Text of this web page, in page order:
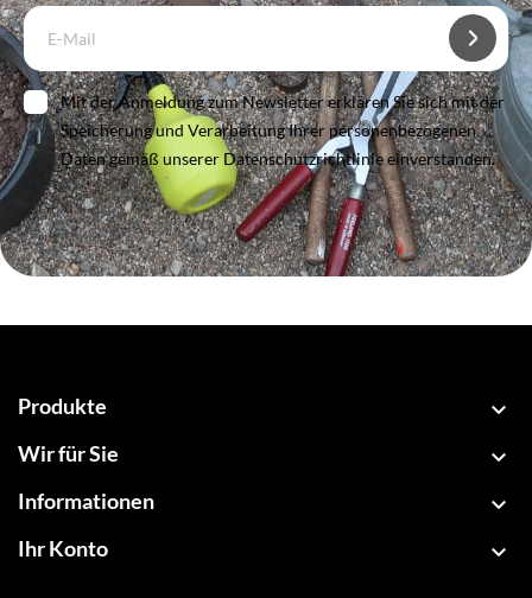
Mit der Anmeldung zum Newsletter erklären Sie sich mit der
Speicherung und Verarbeitung Ihrer personenbezogenen
Daten gemäß unserer Datenschutzrichtlinie einverstanden.
Produkte 
Wir für Sie 
Informationen 
Ihr Konto 